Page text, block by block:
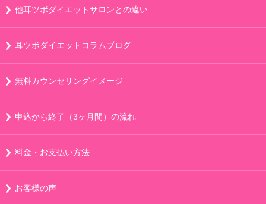
他耳ツボダイエットサロンとの違い
耳ツボダイエットコラムブログ
無料カウンセリングイメージ
申込から終了（3ヶ月間）の流れ
料金・お支払い方法
お客様の声